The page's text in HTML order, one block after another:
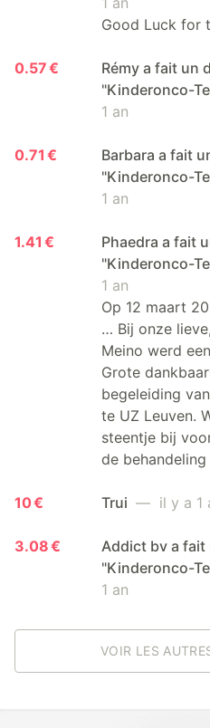
Good Luck for
0.57 €
Rémy a fait un
"Kinderonco-
1 an
0.71 €
Barbara a fait
"Kinderonco-
1 an
1.41 €
Phaedra a fait
"Kinderonco-
1 an
Op 12 maart
… Bij onze
Meino werd
Grote
begeleiding
te UZ Leuven.
steentje bij
de
10 € Trui — il y a 1
3.08 €
Addict bv a fait
"Kinderonco-
1 an
VOIR LES